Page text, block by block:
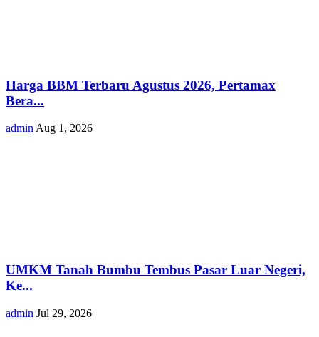
Harga BBM Terbaru Agustus 2026, Pertamax
Bera...
admin Aug 1, 2026
UMKM Tanah Bumbu Tembus Pasar Luar Negeri,
Ke...
admin Jul 29, 2026